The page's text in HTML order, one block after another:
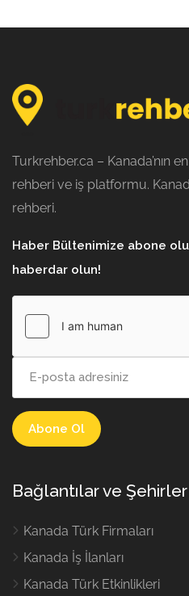
Turkrehber.ca – Kanada’nın
rehberi ve iş platformu.
rehberi.
Haber Bültenimize abone
haberdar olun!
Bağlantılar ve Şehirler
Kanada Türk Firmaları
Kanada İş İlanları
Kanada Türk Etkinlikleri